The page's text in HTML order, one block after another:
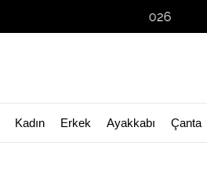
Kadın Erkek Ayakkabı Çanta